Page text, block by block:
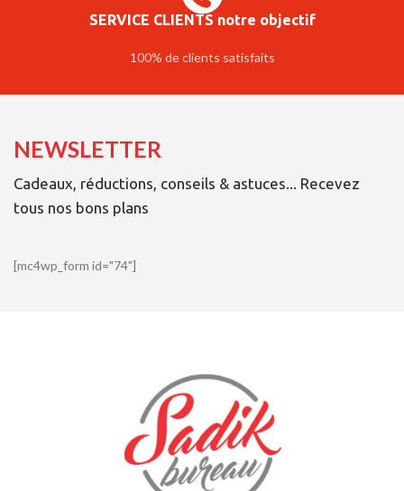
SERVICE CLIENTS notre objectif
100% de clients satisfaits
NEWSLETTER
Cadeaux, réductions, conseils & astuces... Recevez
tous nos bons plans
[mc4wp_form id="74"]